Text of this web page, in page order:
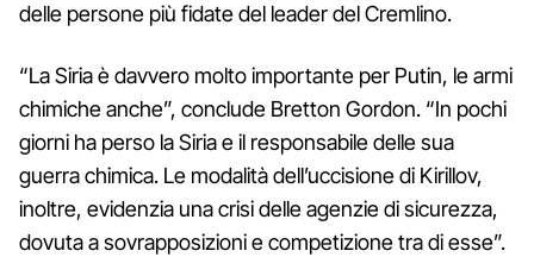
delle persone più fidate del leader del Cremlino.
“La Siria è davvero molto importante per Putin, le armi
chimiche anche”, conclude Bretton Gordon. “In pochi
giorni ha perso la Siria e il responsabile delle sua
guerra chimica. Le modalità dell’uccisione di Kirillov,
inoltre, evidenzia una crisi delle agenzie di sicurezza,
dovuta a sovrapposizioni e competizione tra di esse”.